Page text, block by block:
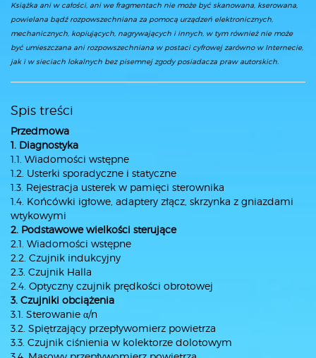
Książka ani w całości, ani we fragmentach nie może być skanowana, kserowana,
powielana bądź rozpowszechniana za pomocą urządzeń elektronicznych,
mechanicznych, kopiujących, nagrywających i innych, w tym również nie może
być umieszczana ani rozpowszechniana w postaci cyfrowej zarówno w Internecie,
jak i w sieciach lokalnych bez pisemnej zgody posiadacza praw autorskich.
Spis treści
Przedmowa
1. Diagnostyka
1.1. Wiadomości wstępne
1.2. Usterki sporadyczne i statyczne
1.3. Rejestracja usterek w pamięci sterownika
1.4. Końcówki igłowe, adaptery złącz, skrzynka z gniazdami
wtykowymi
2. Podstawowe wielkości sterujące
2.1. Wiadomości wstępne
2.2. Czujnik indukcyjny
2.3. Czujnik Halla
2.4. Optyczny czujnik prędkości obrotowej
3. Czujniki obciążenia
3.1. Sterowanie α/n
3.2. Spiętrzający przepływomierz powietrza
3.3. Czujnik ciśnienia w kolektorze dolotowym